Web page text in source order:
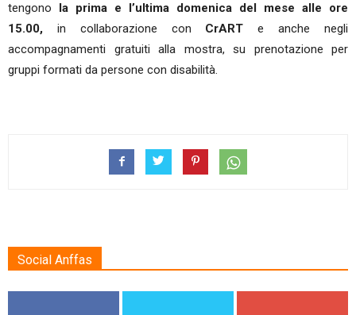
tengono la prima e l’ultima domenica del mese alle ore
15.00, in collaborazione con CrART e anche negli
accompagnamenti gratuiti alla mostra, su prenotazione per
gruppi formati da persone con disabilità.
Social Anffas